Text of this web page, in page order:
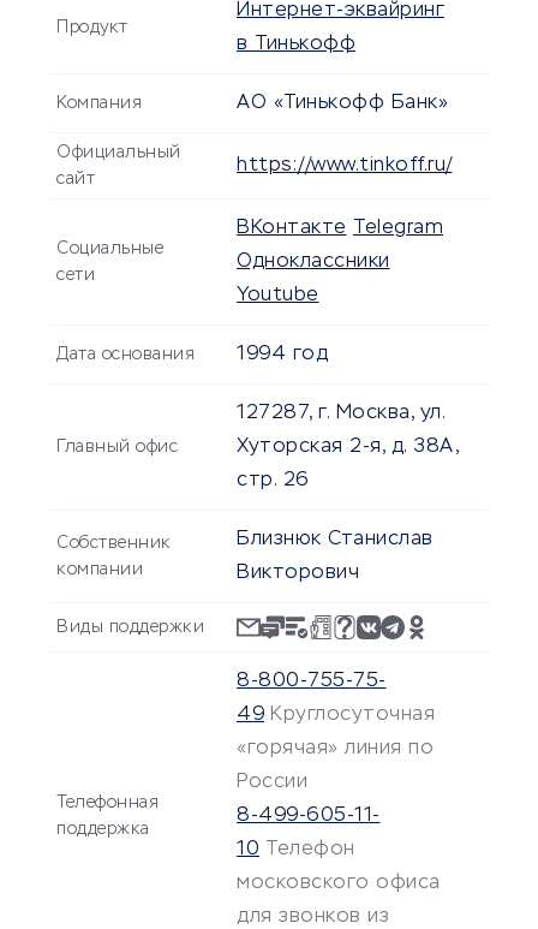
Продукт
Интернет-эквайринг
в Тинькофф
Компания АО «Тинькофф Банк»
Официальный
сайт
https://www.tinkoff.ru/
Социальные
сети
ВКонтакте
Telegram
Одноклассники
Youtube
Дата основания 1994 год
Главный офис
127287, г. Москва, ул.
Хуторская 2-я, д. 38А,
стр. 26
Собственник
компании
Близнюк Станислав
Викторович
Виды поддержки
Телефонная
поддержка
8-800-755-75-
49 Круглосуточная
«горячая» линия по
России
8-499-605-11-
10
Телефон
московского офиса
для звонков из